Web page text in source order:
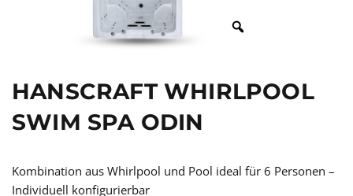
HANSCRAFT WHIRLPOOL
SWIM SPA ODIN
Kombination aus Whirlpool und Pool ideal für 6 Personen –
Individuell konfigurierbar